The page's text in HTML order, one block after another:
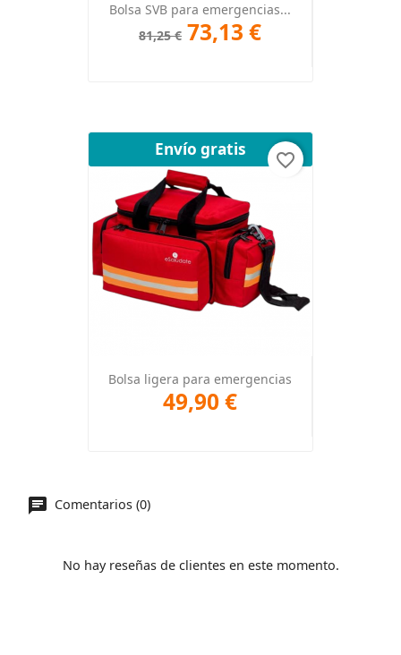
Bolsa SVB para emergencias...
81,25 € 73,13 €
Bolsa ligera para emergencias
49,90 €
Envío gratis
favorite_border
Comentarios (0)
No hay reseñas de clientes en este momento.